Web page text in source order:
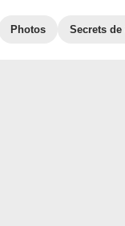
Photos Secrets de